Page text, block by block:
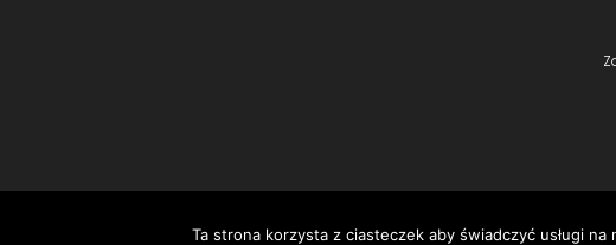
Ta strona korzysta z ciasteczek aby świadczyć usługi